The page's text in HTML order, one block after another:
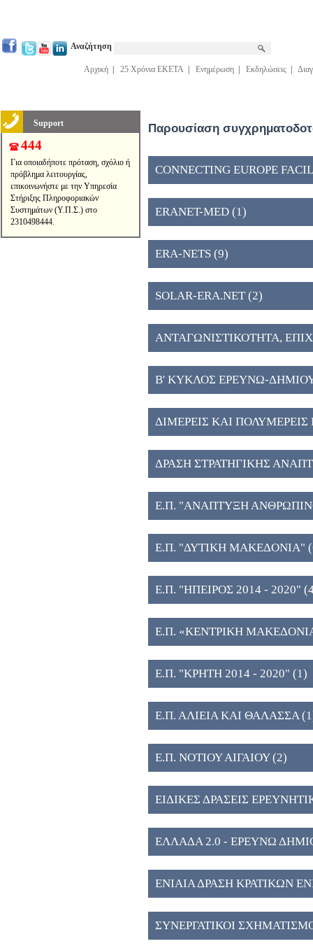
Αναζήτηση
Αρχική 25 Χρόνια ΕΚΕΤΑ Ενημέρωση Εκδηλώσεις
Support
444
Για οποιαδήποτε πρόταση, σχόλιο ή
πρόβλημα λειτουργίας,
επικοινωνήστε με την Υπηρεσία
Στήριξης Πληροφοριακών
Συστημάτων (Υ.Π.Σ.) στο
2310498444.
Παρουσίαση
CONNECTING EUROPE
ERANET-MED (1)
ERA-NETS (9)
SOLAR-ERA.NET (2)
ΑΝΤΑΓΩΝΙΣΤΙΚΟΤΗΤΑ,
ΚΑΙΝΟΤΟΜΙΑ (6)
Β' ΚΥΚΛΟΣ ΕΡΕΥΝΩ-
ΔΙΜΕΡΕΙΣ ΚΑΙ ΠΟΛΥΜΕΡΕΙΣ
ΔΡΑΣΗ ΣΤΡΑΤΗΓΙΚΗΣ
ΤΕΧΝΟΛΟΓΙΚΩΝ ΦΟΡΕΩΝ
Ε.Π. "ΑΝΑΠΤΥΞΗ
ΔΙΑ ΒΙΟΥ ΜΑΘΗΣΗ" (5)
Ε.Π. "ΔΥΤΙΚΗ ΜΑΚΕΔΟΝΙΑ"
Ε.Π. "ΗΠΕΙΡΟΣ 2014 - 2020"
Ε.Π. «ΚΕΝΤΡΙΚΗ
ΥΠΟΔΟΜΩΝ ΕΡΕΥΝΑΣ ΚΑΙ
Ε.Π. "ΚΡΗΤΗ 2014 - 2020" (1)
Ε.Π. ΑΛΙΕΙΑ ΚΑΙ ΘΑΛΑΣΣΑ
Ε.Π. ΝΟΤΙΟΥ ΑΙΓΑΙΟΥ (2)
ΕΙΔΙΚΕΣ ΔΡΑΣΕΙΣ
ΕΛΛΑΔΑ 2.0 - ΕΡΕΥΝΩ
ΕΝΙΑΙΑ ΔΡΑΣΗ ΚΡΑΤΙΚΩΝ
ΑΝΑΠΤΥΞΗΣ &
ΣΥΝΕΡΓΑΤΙΚΟΙ